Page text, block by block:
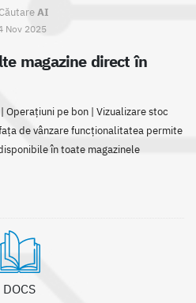
AI
Nov 2025
magazine direct în
Operațiuni pe bon | Vizualizare stoc
de vânzare funcționalitatea permite
în toate magazinele
DOCS